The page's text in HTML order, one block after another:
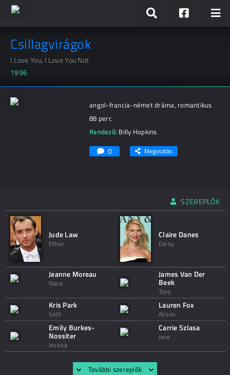
Csillagvirágok
I Love You, I Love You Not
1996
angol-francia-német dráma, romantikus
88 perc
Rendező: Billy Hopkins
0 Megosztás
SZEREPLŐK
Jude Law
Ethan
Claire Danes
Daisy
Jeanne Moreau
Nana
James Van Der
Beek
Tony
Kris Park
Seth
Lauren Fox
Alison
Emily Burkes-
Nossiter
Jessica
Carrie Szlasa
Jane
További szereplők